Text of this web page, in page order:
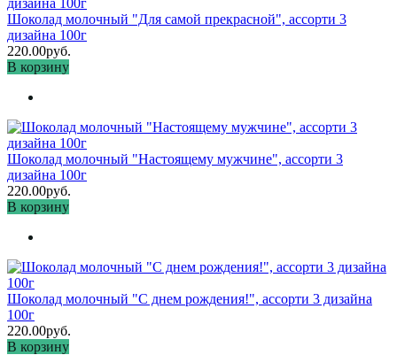
Шоколад молочный "Для самой прекрасной", ассорти 3
дизайна 100г
220.00руб.
В корзину
Шоколад молочный "Настоящему мужчине", ассорти 3
дизайна 100г
220.00руб.
В корзину
Шоколад молочный "С днем рождения!", ассорти 3 дизайна
100г
220.00руб.
В корзину